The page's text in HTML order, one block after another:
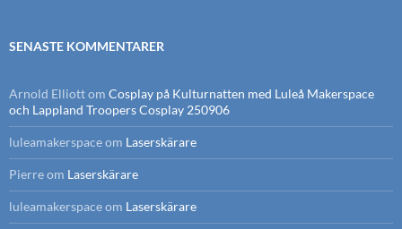
SENASTE KOMMENTARER
Arnold Elliottom Cosplay på Kulturnatten med Luleå Makerspace
och Lappland Troopers Cosplay 250906
luleamakerspaceom Laserskärare
Pierreom Laserskärare
luleamakerspaceom Laserskärare